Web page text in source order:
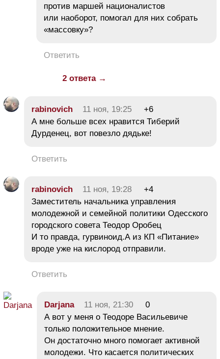
против маршей националистов
или наоборот, помогал для них собрать
«массовку»?
Ответить
2 ответа →
rabinovich 11 ноя, 19:25
+6
А мне больше всех нравится Тиберий
Дурденец, вот повезло дядьке!
Ответить
rabinovich 11 ноя, 19:28
+4
Заместитель начальника управления
молодежной и семейной политики Одесского
городского совета Теодор Оробец
И то правда, гурвиноид.А из КП «Питание»
вроде уже на кислород отправили.
Ответить
Darjana 11 ноя, 21:30
0
А вот у меня о Теодоре Васильевиче
только положительное мнение.
Он достаточно много помогает активной
молодежи. Что касается политических